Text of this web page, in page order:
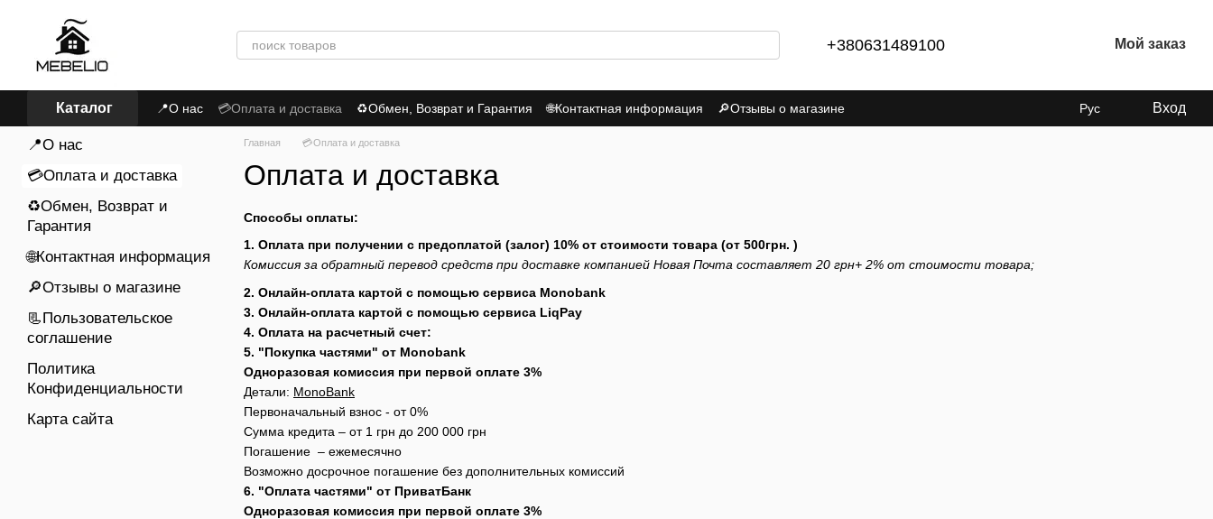
+380631489100 Мой заказ
Каталог 📍О нас 💳Оплата и доставка ♻Обмен, Возврат и Гарантия 🌐Контактная информация
🔎Отзывы о магазине
📃Пользовательское соглашение
Политика Конфиденциальности
Рус Вход
Главная 💳Оплата и доставка
Оплата и доставка
Способы оплаты:
1. Оплата при получении с предоплатой (залог) 10% от стоимости товара (от 500грн. )
Комиссия за обратный перевод средств при доставке компанией Новая Почта составляет 20 грн+ 2% от стоимости товара;
2. Онлайн-оплата картой с помощью сервиса Monobank
3. Онлайн-оплата картой с помощью сервиса LiqPay
4. Оплата на расчетный счет:
5. "Покупка частями" от Monobank
Одноразовая комиссия при первой оплате 3%
Детали: MonoBank
Первоначальный взнос - от 0%
Сумма кредита – от 1 грн до 200 000 грн
Погашение – ежемесячно
Возможно досрочное погашение без дополнительных комиссий
6. "Оплата частями" от ПриватБанк
Одноразовая комиссия при первой оплате 3%
📍О нас
💳Оплата и доставка
♻Обмен, Возврат и
Гарантия
🌐Контактная информация
🔎Отзывы о магазине
📃Пользовательское
соглашение
Политика
Конфиденциальности
Карта сайта